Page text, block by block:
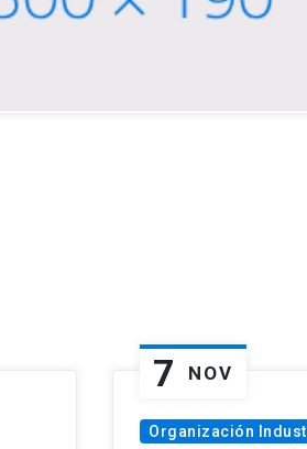
7 NOV
Organización